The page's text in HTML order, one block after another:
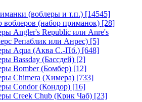
(воблеры и т.п.) [14545]
воблеров (набор приманок) [28]
Angler's Republic или Anre's
Репаблик или Анрес) [5]
Aqua (Аква С.-Пб.) [648]
Bassday (Бассдей) [2]
Bomber (Бомбер) [12]
Chimera (Химера) [733]
Condor (Кондор) [16]
Creek Chub (Крик Чаб) [23]